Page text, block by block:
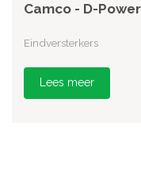
Camco - D-
Eindversterkers
Lees meer